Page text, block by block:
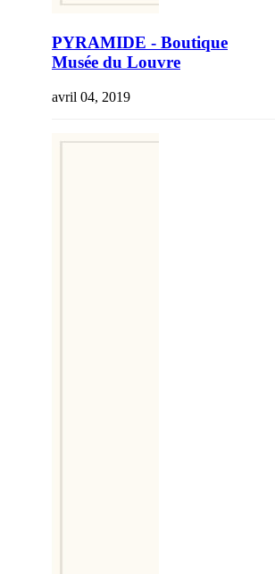
PYRAMIDE - Boutique
Musée du Louvre
avril 04, 2019